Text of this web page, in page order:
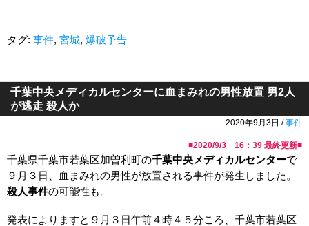
タグ: 事件, 宮城, 爆破予告
千葉中央メディカルセンターに血まみれの男性放置 男2人
が逃走 殺人か
2020年9月3日 /事件
■2020/9/3 16：39 最終更新■
千葉県千葉市若葉区加曽利町の千葉中央メディカルセンターで
９月３日、血まみれの男性が放置される事件が発生しました。
殺人事件の可能性も。
発表によりますと９月３日午前４時４５分ころ、千葉市若葉区